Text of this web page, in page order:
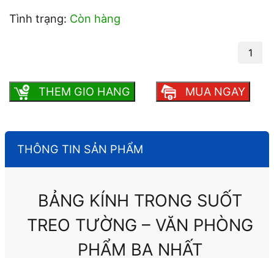
Tình trạng: Còn hàng
THEM GIO HANG MUA NGAY
THÔNG TIN SẢN PHẨM
BẢNG KÍNH TRONG SUỐT
TREO TƯỜNG – VĂN PHÒNG
PHẨM BA NHẤT